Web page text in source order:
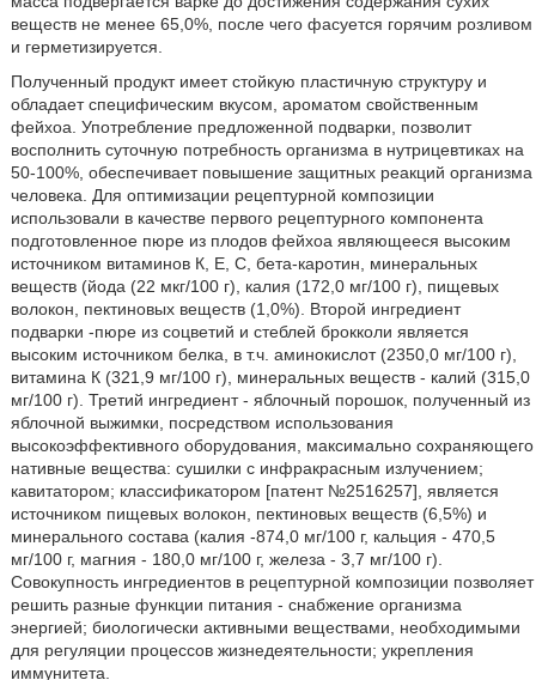
веществ не менее 65,0%, после чего фасуется горячим розливом
и герметизируется.
Полученный продукт имеет стойкую пластичную структуру и
обладает специфическим вкусом, ароматом свойственным
фейхоа. Употребление предложенной подварки, позволит
восполнить суточную потребность организма в нутрицевтиках на
50-100%, обеспечивает повышение защитных реакций организма
человека. Для оптимизации рецептурной композиции
использовали в качестве первого рецептурного компонента
подготовленное пюре из плодов фейхоа являющееся высоким
источником витаминов К, Е, С, бета-каротин, минеральных
веществ (йода (22 мкг/100 г), калия (172,0 мг/100 г), пищевых
волокон, пектиновых веществ (1,0%). Второй ингредиент
подварки -пюре из соцветий и стеблей брокколи является
высоким источником белка, в т.ч. аминокислот (2350,0 мг/100 г),
витамина К (321,9 мг/100 г), минеральных веществ - калий (315,0
мг/100 г). Третий ингредиент - яблочный порошок, полученный из
яблочной выжимки, посредством использования
высокоэффективного оборудования, максимально сохраняющего
нативные вещества: сушилки с инфракрасным излучением;
кавитатором; классификатором [патент №2516257], является
источником пищевых волокон, пектиновых веществ (6,5%) и
минерального состава (калия -874,0 мг/100 г, кальция - 470,5
мг/100 г, магния - 180,0 мг/100 г, железа - 3,7 мг/100 г).
Совокупность ингредиентов в рецептурной композиции позволяет
решить разные функции питания - снабжение организма
энергией; биологически активными веществами, необходимыми
для регуляции процессов жизнедеятельности; укрепления
иммунитета.